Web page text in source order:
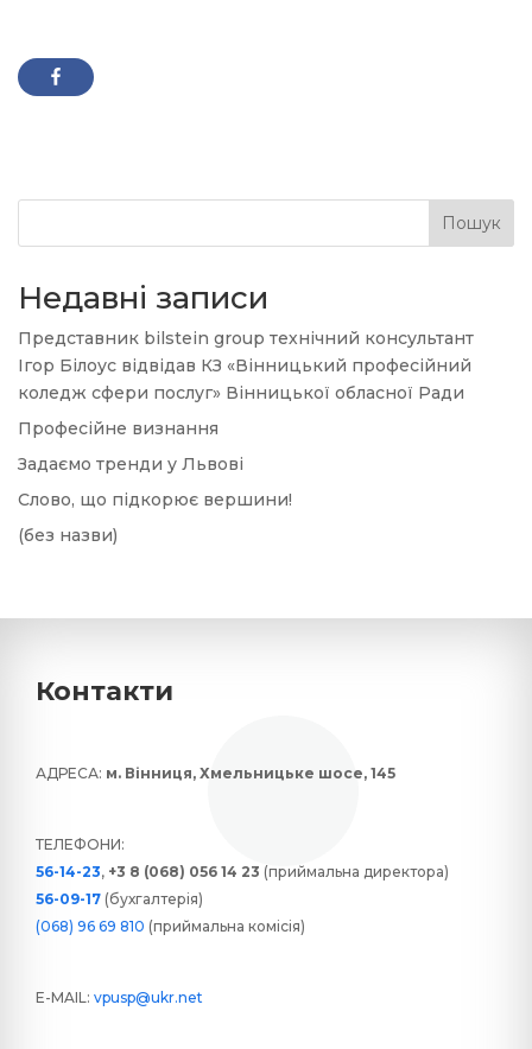
Пошук
Недавні записи
Представник bilstein group технічний консультант
Ігор Білоус відвідав КЗ «Вінницький професійний
коледж сфери послуг» Вінницької обласної Ради
Професійне визнання
Задаємо тренди у Львові
Слово, що підкорює вершини!
(без назви)
Контакти
АДРЕСА: м. Вінниця, Хмельницьке шосе, 145
ТЕЛЕФОНИ:
56-14-23, +3 8 (068) 056 14 23 (приймальна директора)
56-09-17 (бухгалтерія)
(068) 96 69 810 (приймальна комісія)
E-MAIL: vpusp@ukr.net